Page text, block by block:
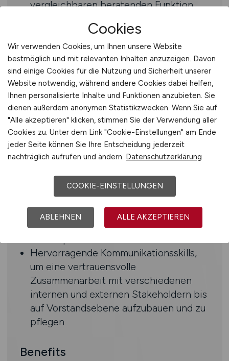
vergleichbaren beratenden Funktion
idealerweise mit einem Fokus auf
Versicherungen und/oder Banken
Ausgeprägten digitalen Affinität um
einen entscheidenden Beitrag zur
Optimierung von
Unternehmensbereichen und
Prozessen zu leisten
Exzellente analytischen
Fähigkeiten, umfassendes
Problemverständnis sowie deine hohe
Erfahrung auch im internationalen
Umfeld
Verhandlungssichere Deutsch- und
Englischkenntnisse, weitere
Hervorragende Kommunikationsskills,
um eine vertrauensvolle
Zusammenarbeit mit verschiedenen
internen und externen Stakeholdern bis
auf Vorstandsebene aufzubauen und zu
pflegen
Benefits
Cookies
Wir verwenden Cookies, um Ihnen unsere Website
bestmöglich und mit relevanten Inhalten anzuzeigen. Davon
sind einige Cookies für die Nutzung und Sicherheit unserer
Website notwendig, während andere Cookies dabei helfen,
Ihnen personalisierte Inhalte und Funktionen anzubieten. Sie
dienen außerdem anonymen Statistikzwecken. Wenn Sie auf
"Alle akzeptieren" klicken, stimmen Sie der Verwendung aller
Cookies zu. Unter dem Link "Cookie-Einstellungen" am Ende
jeder Seite können Sie Ihre Entscheidung jederzeit
nachträglich aufrufen und ändern. Datenschutzerklärung
COOKIE-EINSTELLUNGEN
ABLEHNEN ALLE AKZEPTIEREN